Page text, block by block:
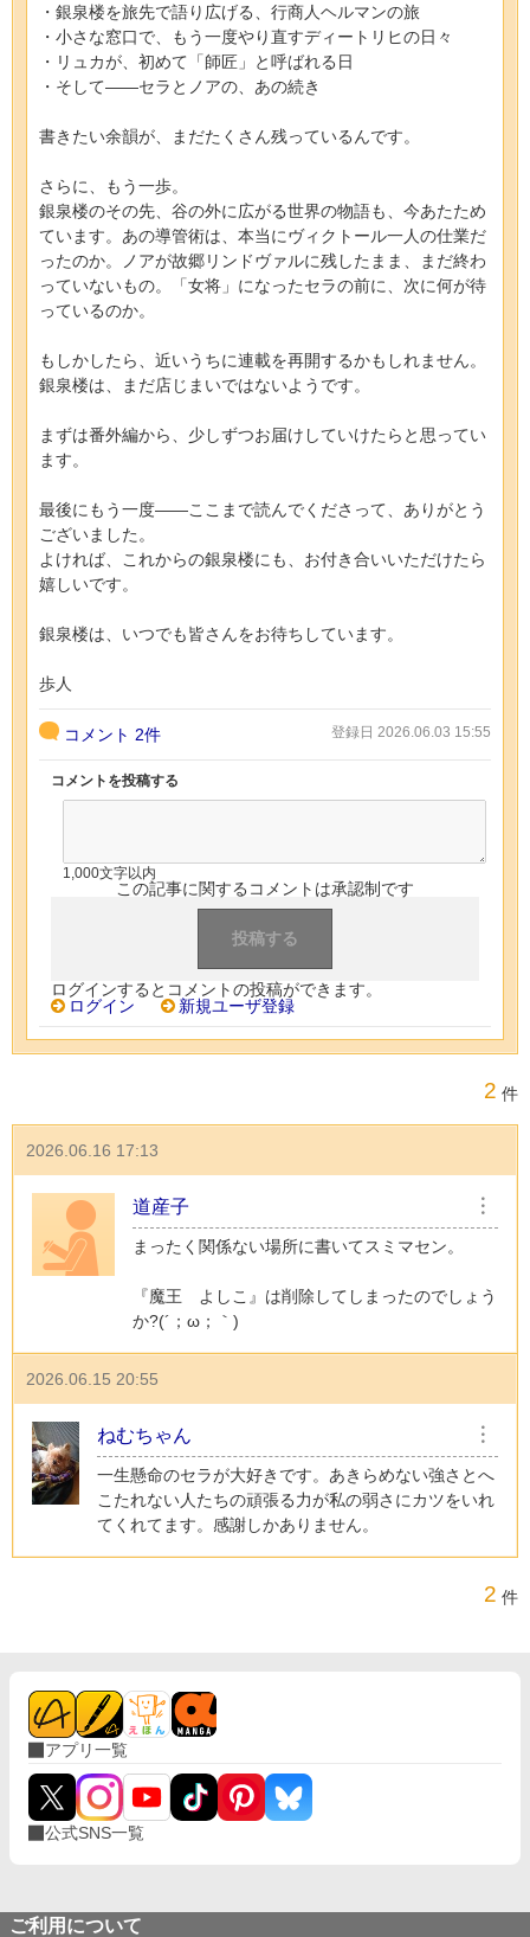
・銀泉楼を旅先で語り広げる、行商人ヘルマンの旅
・小さな窓口で、もう一度やり直すディートリヒの日々
・リュカが、初めて「師匠」と呼ばれる日
・そして——セラとノアの、あの続き
書きたい余韻が、まだたくさん残っているんです。
さらに、もう一歩。
銀泉楼のその先、谷の外に広がる世界の物語も、今あたため
ています。あの導管術は、本当にヴィクトール一人の仕業だ
ったのか。ノアが故郷リンドヴァルに残したまま、まだ終わ
っていないもの。「女将」になったセラの前に、次に何が待
っているのか。
もしかしたら、近いうちに連載を再開するかもしれません。
銀泉楼は、まだ店じまいではないようです。
まずは番外編から、少しずつお届けしていけたらと思ってい
ます。
最後にもう一度——ここまで読んでくださって、ありがとう
ございました。
よければ、これからの銀泉楼にも、お付き合いいただけたら
嬉しいです。
銀泉楼は、いつでも皆さんをお待ちしています。
歩人
コメント 2件 登録日 2026.06.03 15:55
コメントを投稿する
1,000文字以内
この記事に関するコメントは承認制です
ログインするとコメントの投稿ができます。
ログイン
新規ユーザ登録
2 件
2026.06.16 17:13
道産子 ︙
まったく関係ない場所に書いてスミマセン。
『魔王 よしこ』は削除してしまったのでしょう
か?(⁠´⁠；⁠ω⁠；⁠｀⁠)
2026.06.15 20:55
ねむちゃん ︙
一生懸命のセラが大好きです。あきらめない強さとへ
こたれない人たちの頑張る力が私の弱さにカツをいれ
てくれてます。感謝しかありません。
2 件
アプリ一覧
公式SNS一覧
ご利用について